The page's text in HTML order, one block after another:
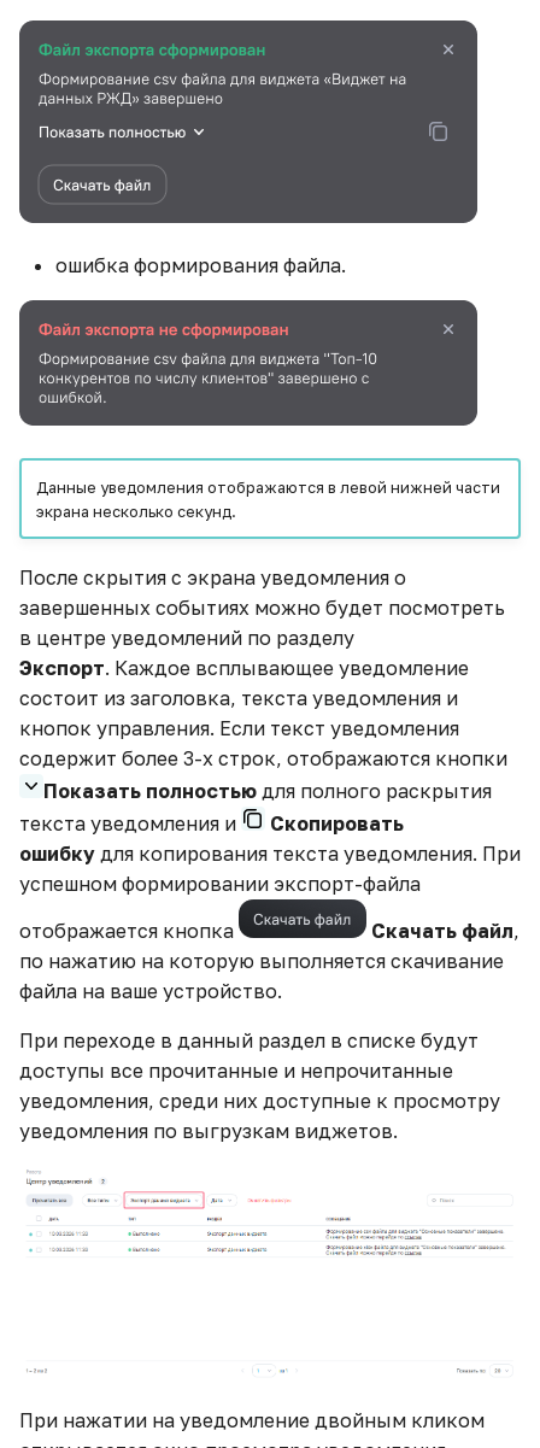
ошибка формирования файла.
Данные уведомления отображаются в левой нижней части
экрана несколько секунд.
После скрытия с экрана уведомления о
завершенных событиях можно будет посмотреть
в центре уведомлений по разделу
Экспорт. Каждое всплывающее уведомление
состоит из заголовка, текста уведомления и
кнопок управления. Если текст уведомления
содержит более 3-х строк, отображаются кнопки
Показать полностью для полного раскрытия
текста уведомления и
Скопировать
ошибку для копирования текста уведомления. При
успешном формировании экспорт-файла
отображается кнопка
Скачать файл,
по нажатию на которую выполняется скачивание
файла на ваше устройство.
При переходе в данный раздел в списке будут
доступы все прочитанные и непрочитанные
уведомления, среди них доступные к просмотру
уведомления по выгрузкам виджетов.
При нажатии на уведомление двойным кликом